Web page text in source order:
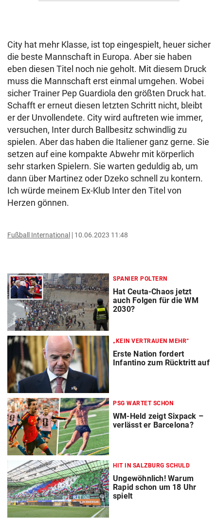
City hat mehr Klasse, ist top eingespielt, heuer sicher
die beste Mannschaft in Europa. Aber sie haben
eben diesen Titel noch nie geholt. Mit diesem Druck
muss die Mannschaft erst einmal umgehen. Wobei
sicher Trainer Pep Guardiola den größten Druck hat.
Schafft er erneut diesen letzten Schritt nicht, bleibt
er der Unvollendete. City wird auftreten wie immer,
versuchen, Inter durch Ballbesitz schwindlig zu
spielen. Aber das haben die Italiener ganz gerne. Sie
setzen auf eine kompakte Abwehr mit körperlich
sehr starken Spielern. Sie warten geduldig ab, um
dann über Martinez oder Dzeko schnell zu kontern.
Ich würde meinem Ex-Klub Inter den Titel von
Herzen gönnen.
Fußball International 10.06.2023 11:48
SPANIER POLTERN
Hat Ceuta-Chaos jetzt
auch Folgen für die WM
2030?
„KEIN VERTRAUEN MEHR“
Erste Nation fordert
Infantino zum Rücktritt auf
PSG WARTET SCHON
WM-Held zeigt Sixpack –
verlässt er Barcelona?
HIT IN SALZBURG SCHULD
Ungewöhnlich! Warum
Rapid schon um 18 Uhr
spielt